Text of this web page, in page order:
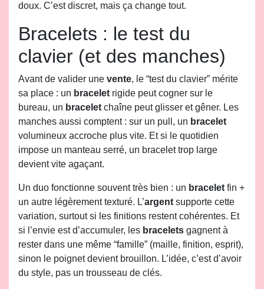
doux. C’est discret, mais ça change tout.
Bracelets : le test du
clavier (et des manches)
Avant de valider une vente, le “test du clavier” mérite
sa place : un bracelet rigide peut cogner sur le
bureau, un bracelet chaîne peut glisser et gêner. Les
manches aussi comptent : sur un pull, un bracelet
volumineux accroche plus vite. Et si le quotidien
impose un manteau serré, un bracelet trop large
devient vite agaçant.
Un duo fonctionne souvent très bien : un bracelet fin +
un autre légèrement texturé. L’argent supporte cette
variation, surtout si les finitions restent cohérentes. Et
si l’envie est d’accumuler, les bracelets gagnent à
rester dans une même “famille” (maille, finition, esprit),
sinon le poignet devient brouillon. L’idée, c’est d’avoir
du style, pas un trousseau de clés.